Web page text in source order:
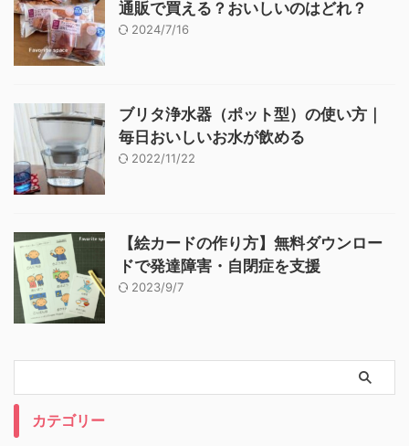
通販で買える？おいしいのはどれ？
2024/7/16
ブリタ浄水器（ポット型）の使い方｜
毎日おいしいお水が飲める
2022/11/22
【絵カードの作り方】無料ダウンロー
ドで発達障害・自閉症を支援
2023/9/7
カテゴリー